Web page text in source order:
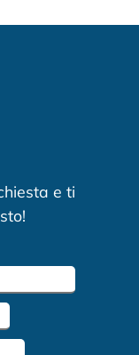
e ti